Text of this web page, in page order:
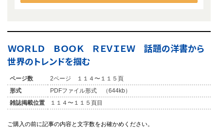
ＷＯＲＬＤ ＢＯＯＫ ＲＥＶＩＥＷ 話題の洋書から
世界のトレンドを掴む
ページ数
2ページ １１４〜１１５頁
形式
PDFファイル形式 （644kb）
雑誌掲載位置
１１４〜１１５頁目
ご購入の前に記事の内容と文字数をお確かめください。